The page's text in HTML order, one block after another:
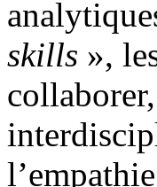
skills »,